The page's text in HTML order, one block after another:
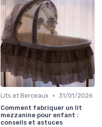
Lits et Berceaux • 31/01/2026
Comment fabriquer un lit
mezzanine pour enfant :
conseils et astuces